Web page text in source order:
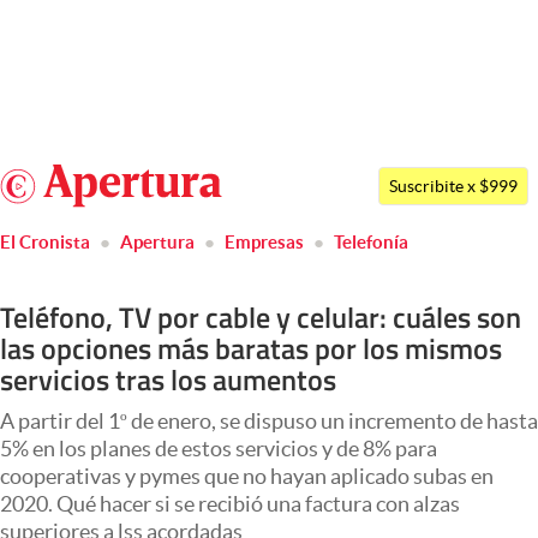
Argentina
Colombia
Uruguay
Members
Economía y Política
Mercados Online
Negocios
Columnistas
Otras secciones
Apertura
Suscribite x $999
El Cronista Apertura Empresas Telefonía
Teléfono, TV por cable y celular: cuáles son
las opciones más baratas por los mismos
servicios tras los aumentos
A partir del 1º de enero, se dispuso un incremento de hasta
5% en los planes de estos servicios y de 8% para
cooperativas y pymes que no hayan aplicado subas en
2020. Qué hacer si se recibió una factura con alzas
superiores a lss acordadas